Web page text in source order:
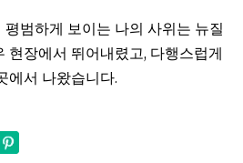
범하게 보이는 나의 사위는 뉴질
현장에서 뛰어내렸고, 다행스럽게
에서 나왔습니다.